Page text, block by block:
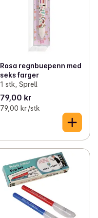
Rosa regnbuepenn med
seks farger
1 stk, Sprell
79,00 kr
79,00 kr /stk